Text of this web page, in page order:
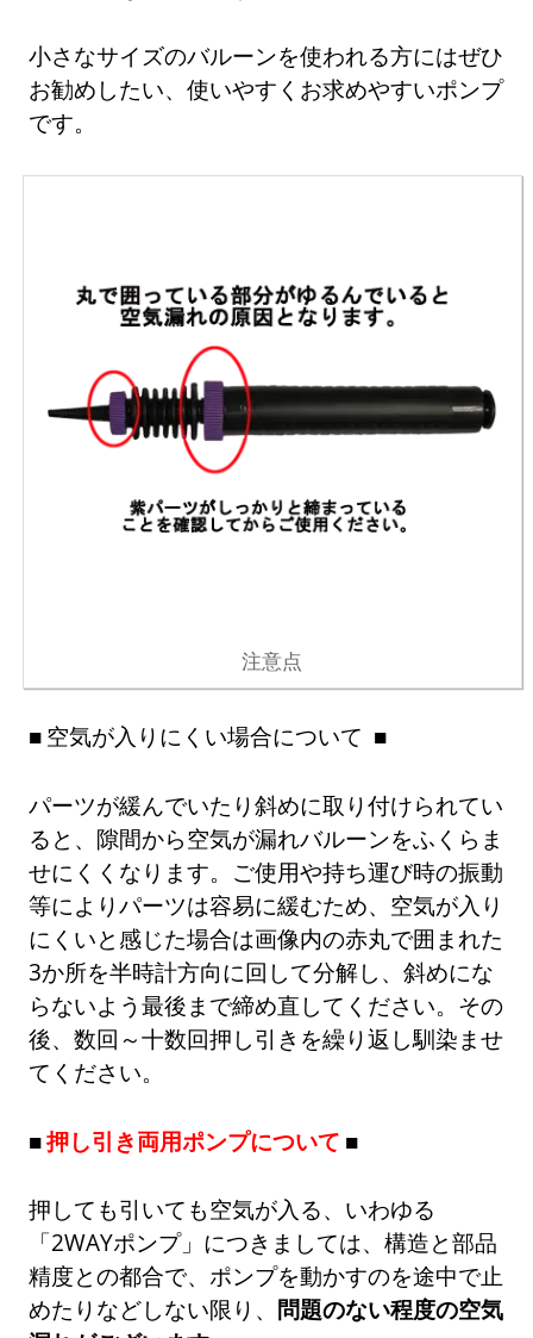
小さなサイズのバルーンを使われる方にはぜひ
お勧めしたい、使いやすくお求めやすいポンプ
です。
注意点
空気が入りにくい場合について
パーツが緩んでいたり斜めに取り付けられてい
ると、隙間から空気が漏れバルーンをふくらま
せにくくなります。ご使用や持ち運び時の振動
等によりパーツは容易に緩むため、空気が入り
にくいと感じた場合は画像内の赤丸で囲まれた
3か所を半時計方向に回して分解し、斜めにな
らないよう最後まで締め直してください。その
後、数回～十数回押し引きを繰り返し馴染ませ
てください。
押し引き両用ポンプについて
押しても引いても空気が入る、いわゆる
「2WAYポンプ」につきましては、構造と部品
精度との都合で、ポンプを動かすのを途中で止
めたりなどしない限り、 問題のない程度の空気